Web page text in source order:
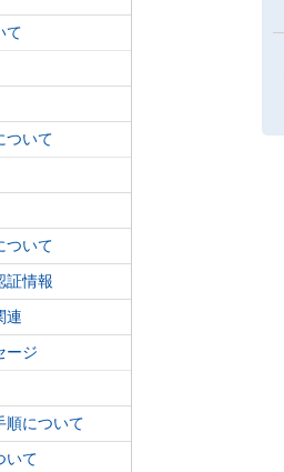
て
ついて
ついて
証情報
連
ージ
順について
いて